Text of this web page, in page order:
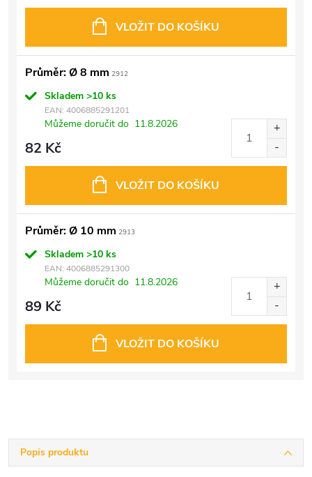
VLOŽIT DO KOŠÍKU
Průměr: Ø 8 mm 2912
Skladem >10 ks
EAN: 4006885291201
Můžeme doručit do 11.8.2026
82 Kč
VLOŽIT DO KOŠÍKU
Průměr: Ø 10 mm 2913
Skladem >10 ks
EAN: 4006885291300
Můžeme doručit do 11.8.2026
89 Kč
VLOŽIT DO KOŠÍKU
Popis produktu